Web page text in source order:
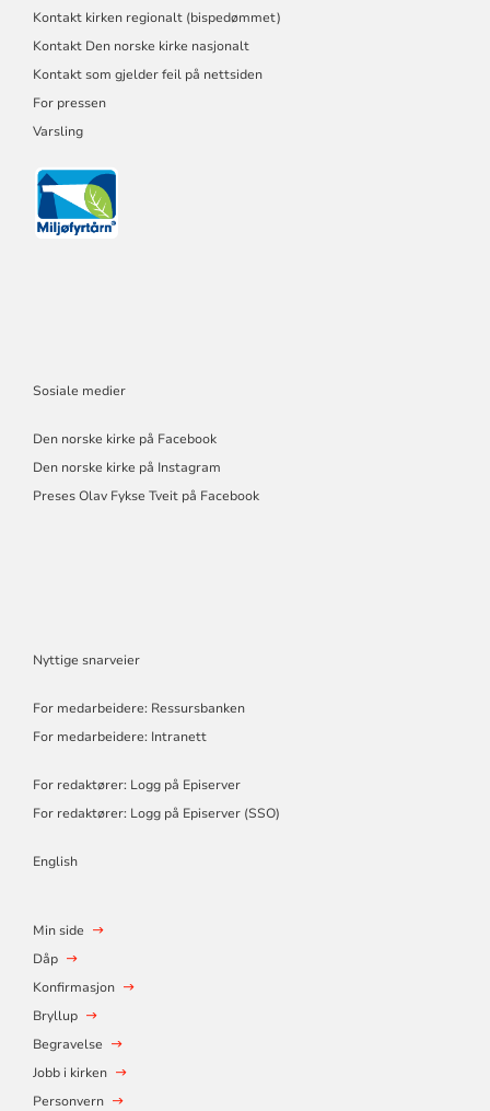
Kontakt kirken regionalt (bispedømmet)
Kontakt Den norske kirke nasjonalt
Kontakt som gjelder feil på nettsiden
For pressen
Varsling
Sosiale medier
Den norske kirke på Facebook
Den norske kirke på Instagram
Preses Olav Fykse Tveit på Facebook
Nyttige snarveier
For medarbeidere: Ressursbanken
For medarbeidere: Intranett
For redaktører: Logg på Episerver
For redaktører: Logg på Episerver (SSO)
English
Min side
Dåp
Konfirmasjon
Bryllup
Begravelse
Jobb i kirken
Personvern